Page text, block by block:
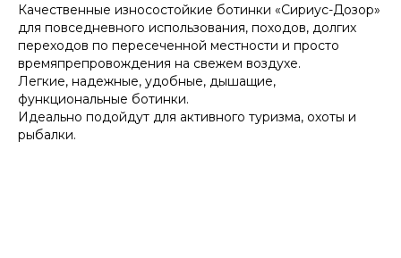
Качественные износостойкие ботинки «Сириус-Дозор»
для повседневного использования, походов, долгих
переходов по пересеченной местности и просто
времяпрепровождения на свежем воздухе.
Легкие, надежные, удобные, дышащие,
функциональные ботинки.
Идеально подойдут для активного туризма, охоты и
рыбалки.